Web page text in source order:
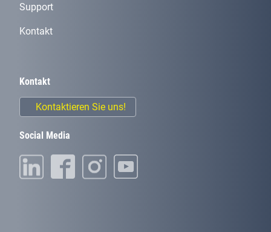
Support
Kontakt
Kontakt
Kontaktieren Sie uns!
Social Media